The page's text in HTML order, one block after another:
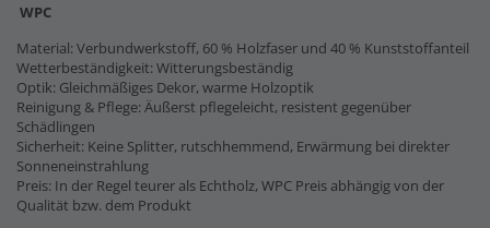
WPC
Material: Verbundwerkstoff, 60 % Holzfaser und 40 % Kunststoffanteil
Wetterbeständigkeit: Witterungsbeständig
Optik: Gleichmäßiges Dekor, warme Holzoptik
Reinigung & Pflege: Äußerst pflegeleicht, resistent gegenüber
Schädlingen
Sicherheit: Keine Splitter, rutschhemmend, Erwärmung bei direkter
Sonneneinstrahlung
Preis: In der Regel teurer als Echtholz, WPC Preis abhängig von der
Qualität bzw. dem Produkt